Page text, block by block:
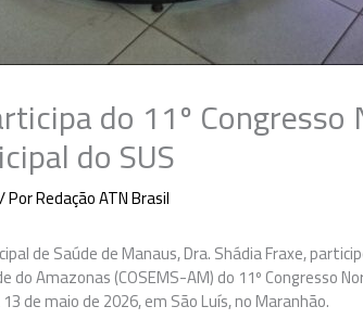
do 11º
do SUS
/ PorRedação ATN Brasil
de Saúde de Manaus, Dra. Shádia Fraxe,
do Amazonas (COSEMS-AM) do 11º Congresso
de maio de 2026, em São Luís, no Maranhão.